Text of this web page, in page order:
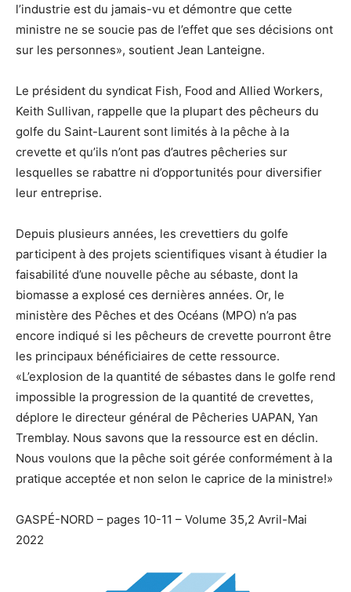
l’industrie est du jamais-vu et démontre que cette
ministre ne se soucie pas de l’effet que ses décisions ont
sur les personnes», soutient Jean Lanteigne.
Le président du syndicat Fish, Food and Allied Workers,
Keith Sullivan, rappelle que la plupart des pêcheurs du
golfe du Saint-Laurent sont limités à la pêche à la
crevette et qu’ils n’ont pas d’autres pêcheries sur
lesquelles se rabattre ni d’opportunités pour diversifier
leur entreprise.
Depuis plusieurs années, les crevettiers du golfe
participent à des projets scientifiques visant à étudier la
faisabilité d’une nouvelle pêche au sébaste, dont la
biomasse a explosé ces dernières années. Or, le
ministère des Pêches et des Océans (MPO) n’a pas
encore indiqué si les pêcheurs de crevette pourront être
les principaux bénéficiaires de cette ressource.
«L’explosion de la quantité de sébastes dans le golfe rend
impossible la progression de la quantité de crevettes,
déplore le directeur général de Pêcheries UAPAN, Yan
Tremblay. Nous savons que la ressource est en déclin.
Nous voulons que la pêche soit gérée conformément à la
pratique acceptée et non selon le caprice de la ministre!»
GASPÉ-NORD – pages 10-11 – Volume 35,2 Avril-Mai
2022